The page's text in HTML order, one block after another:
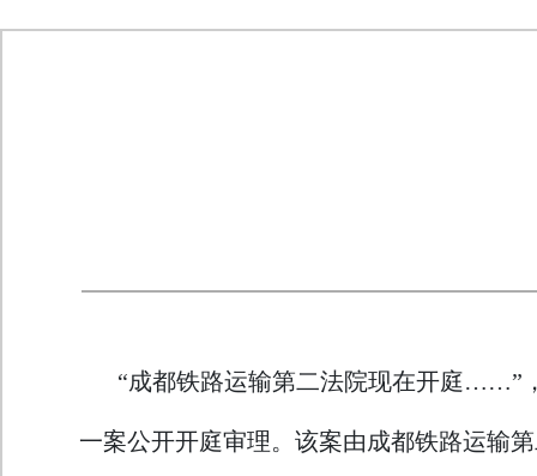
“成都铁路运输第二法院现在开庭……”
一案公开开庭审理。该案由成都铁路运输